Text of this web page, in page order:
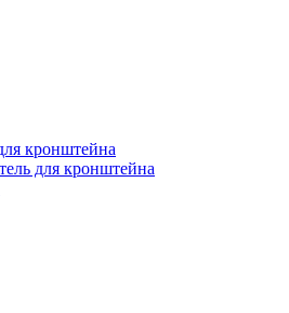
кронштейна
для кронштейна